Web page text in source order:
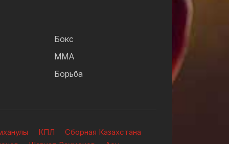
Бокс
ММА
Борьба
КПЛ
Сборная Казахстана